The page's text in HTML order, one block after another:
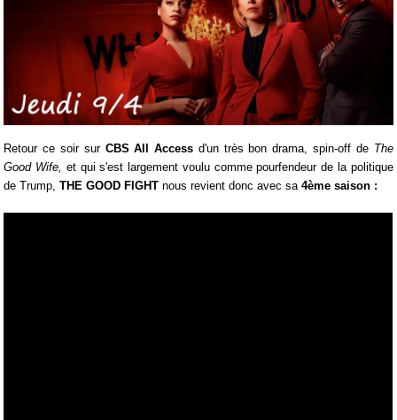
Retour ce soir sur CBS All Access d'un très bon drama, spin-off de The
Good Wife, et qui s'est largement voulu comme pourfendeur de la politique
de Trump,THE GOOD FIGHTnous revient donc avec sa4ème saison :